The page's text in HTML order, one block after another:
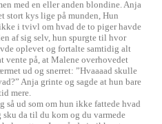
med en eller anden blondine. Anja
stort kys lige på munden, Hun
i tvivl om hvad de to piger havde
af sig selv, hun spurgte til hvor
oplevet og fortalte samtidig alt
vente på, at Malene overhovedet
ud og snerret: ”Hvaaaad skulle
Anja grinte og sagde at hun bare
mere.
så ud som om hun ikke fattede hvad
sku da til du kom og du varmede